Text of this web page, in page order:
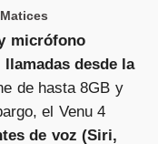
micrófono
desde la
de hasta 8GB y
el Venu 4
de voz (Siri,